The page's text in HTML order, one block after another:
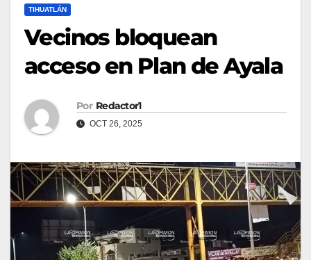
TIHUATLÁN
Vecinos bloquean
acceso en Plan de Ayala
Por Redactor1
OCT 26, 2025